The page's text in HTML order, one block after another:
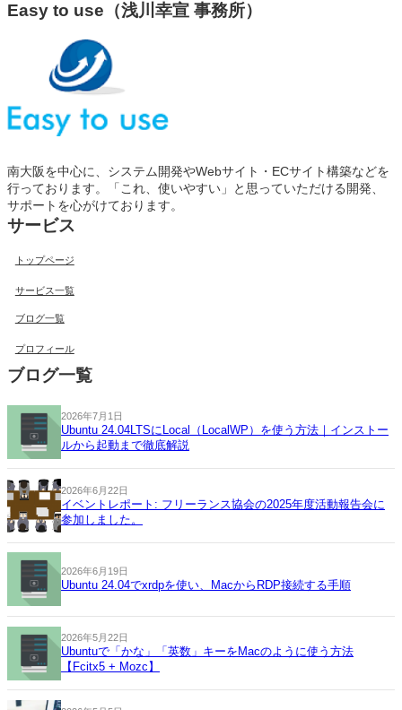
Easy to use（浅川幸宣 事務所）
南大阪を中心に、システム開発やWebサイト・ECサイト構築などを
行っております。「これ、使いやすい」と思っていただける開発、
サポートを心がけております。
サービス
トップページ
サービス一覧
ブログ一覧
プロフィール
ブログ一覧
2026年7月1日
Ubuntu 24.04LTSにLocal（LocalWP）を使う方法｜インストー
ルから起動まで徹底解説
2026年6月22日
イベントレポート: フリーランス協会の2025年度活動報告会に
参加しました。
2026年6月19日
Ubuntu 24.04でxrdpを使い、MacからRDP接続する手順
2026年5月22日
Ubuntuで「かな」「英数」キーをMacのように使う方法
【Fcitx5 + Mozc】